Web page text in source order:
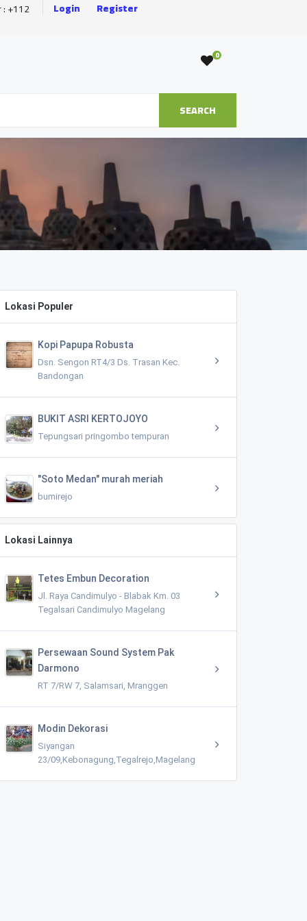
: +112 Login Register
0
SEARCH
Lokasi Populer
Kopi Papupa Robusta
Dsn. Sengon RT4/3 Ds. Trasan Kec.
Bandongan
BUKIT ASRI KERTOJOYO
Tepungsari pringombo tempuran
"Soto Medan" murah meriah
bumirejo
Lokasi Lainnya
Tetes Embun Decoration
Jl. Raya Candimulyo - Blabak Km. 03
Tegalsari Candimulyo Magelang
Persewaan Sound System Pak
Darmono
RT 7/RW 7, Salamsari, Mranggen
Modin Dekorasi
Siyangan
23/09,Kebonagung,Tegalrejo,Magelang